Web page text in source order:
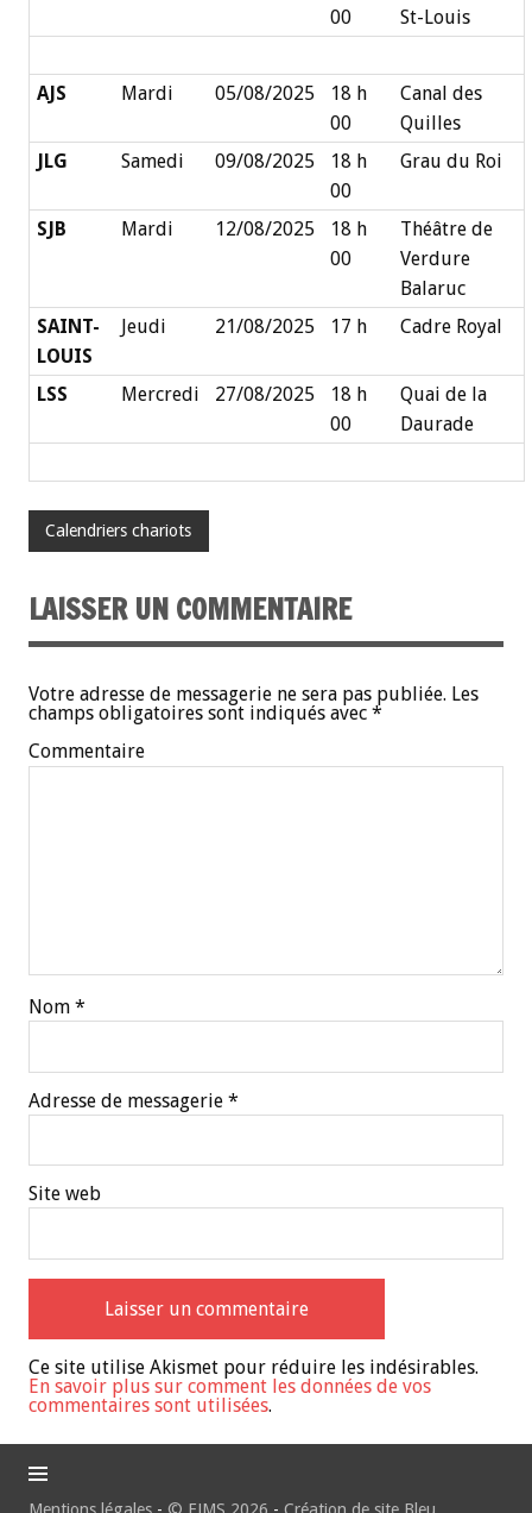
00
St-Louis
AJS Mardi 05/08/2025
18 h
00
Canal des
Quilles
JLG
Samedi 09/08/2025
18 h
00
Grau du Roi
SJB Mardi 12/08/2025
18 h
00
Théâtre de
Verdure
Balaruc
SAINT-
LOUIS
Jeudi 21/08/2025 17 h Cadre Royal
LSS Mercredi 27/08/2025
18 h
00
Quai de la
Daurade
Calendriers chariots
LAISSER UN COMMENTAIRE
Votre adresse de messagerie ne sera pas publiée. Les
champs obligatoires sont indiqués avec *
Commentaire
Nom *
Adresse de messagerie *
Site web
Ce site utilise Akismet pour réduire les indésirables.
En savoir plus sur comment les données de vos
commentaires sont utilisées.